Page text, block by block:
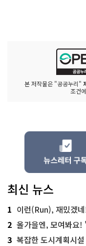
본 저작물은 "공공누리"
조건
최신 뉴스
1 이런(Run), 재밌겠네! '
2 올가을엔, 모여봐요!
3 복잡한 도시계획시